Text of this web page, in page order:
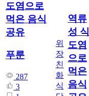
도염으로
먹은 음식
공유
푸룬
287
3
위
장
친
화
식
역류
성 식
도염
으로
먹은
음식